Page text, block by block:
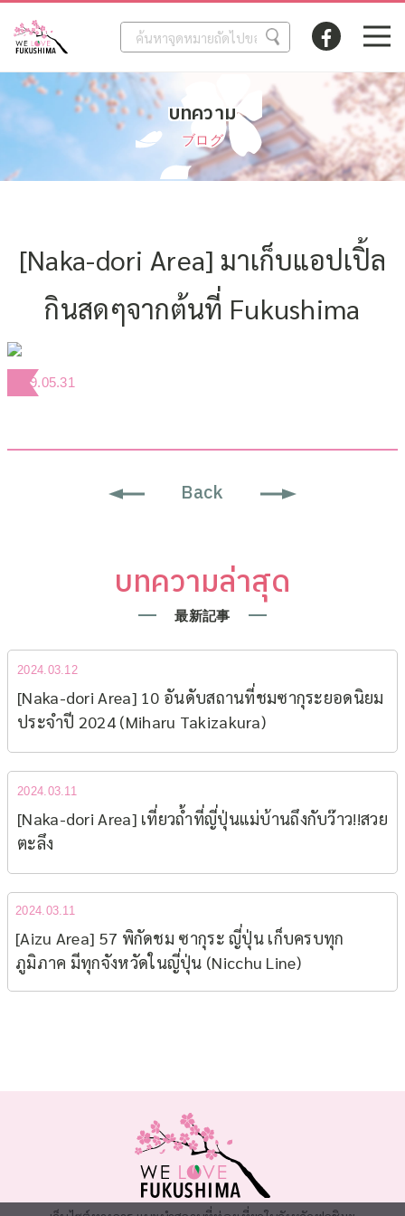
บทความ
ブログ
[Naka-dori Area] มาเก็บแอปเปิ้ล
กินสดๆจากต้นที่ Fukushima
2019.05.31
Back
บทความล่าสุด
最新記事
2024.03.12
[Naka-dori Area] 10 อันดับสถานที่ชมซากุระยอดนิยม​
ประจำปี 2024 (Miharu Takizakura)
2024.03.11
[Naka-dori Area] เที่ยวถ้ำที่ญี่ปุ่นแม่บ้านถึงกับว๊าว!!สวย
ตะลึง
2024.03.11
[Aizu Area] 57 พิกัดชม ซากุระ ญี่ปุ่น เก็บครบทุก
ภูมิภาค มีทุกจังหวัดในญี่ปุ่น (Nicchu Line)